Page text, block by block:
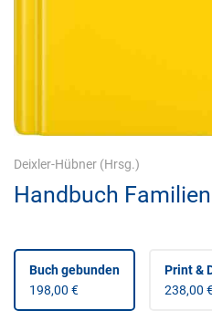
Deixler-Hübner (Hrsg.)
Handbuch
Buch gebunden
198,00 €
Print &
238,00